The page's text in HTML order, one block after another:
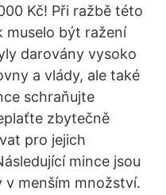
Kč! Při ražbě této
muselo být ražení
darovány vysoko
a vlády, ale také
schraňujte
zbytečně
pro jejich
mince jsou
v menším množství.